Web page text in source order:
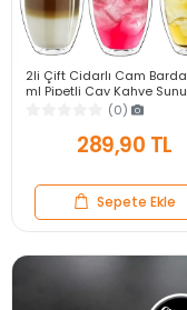
2li Çift Cidarlı Cam
ml Pipetli Çay Kahve
Bardağı Isıya Dayanıklı
(0)
289,90 TL
Sepete Ekle